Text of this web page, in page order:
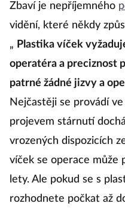
Zbaví je nepříjemného
vidění, které někdy
„ Plastika víček
operatéra a preciznost
patrné žádné jizvy a
Nejčastěji se provádí
projevem stárnutí
vrozených dispozicích
víček se operace může
lety. Ale pokud se s
rozhodnete počkat až